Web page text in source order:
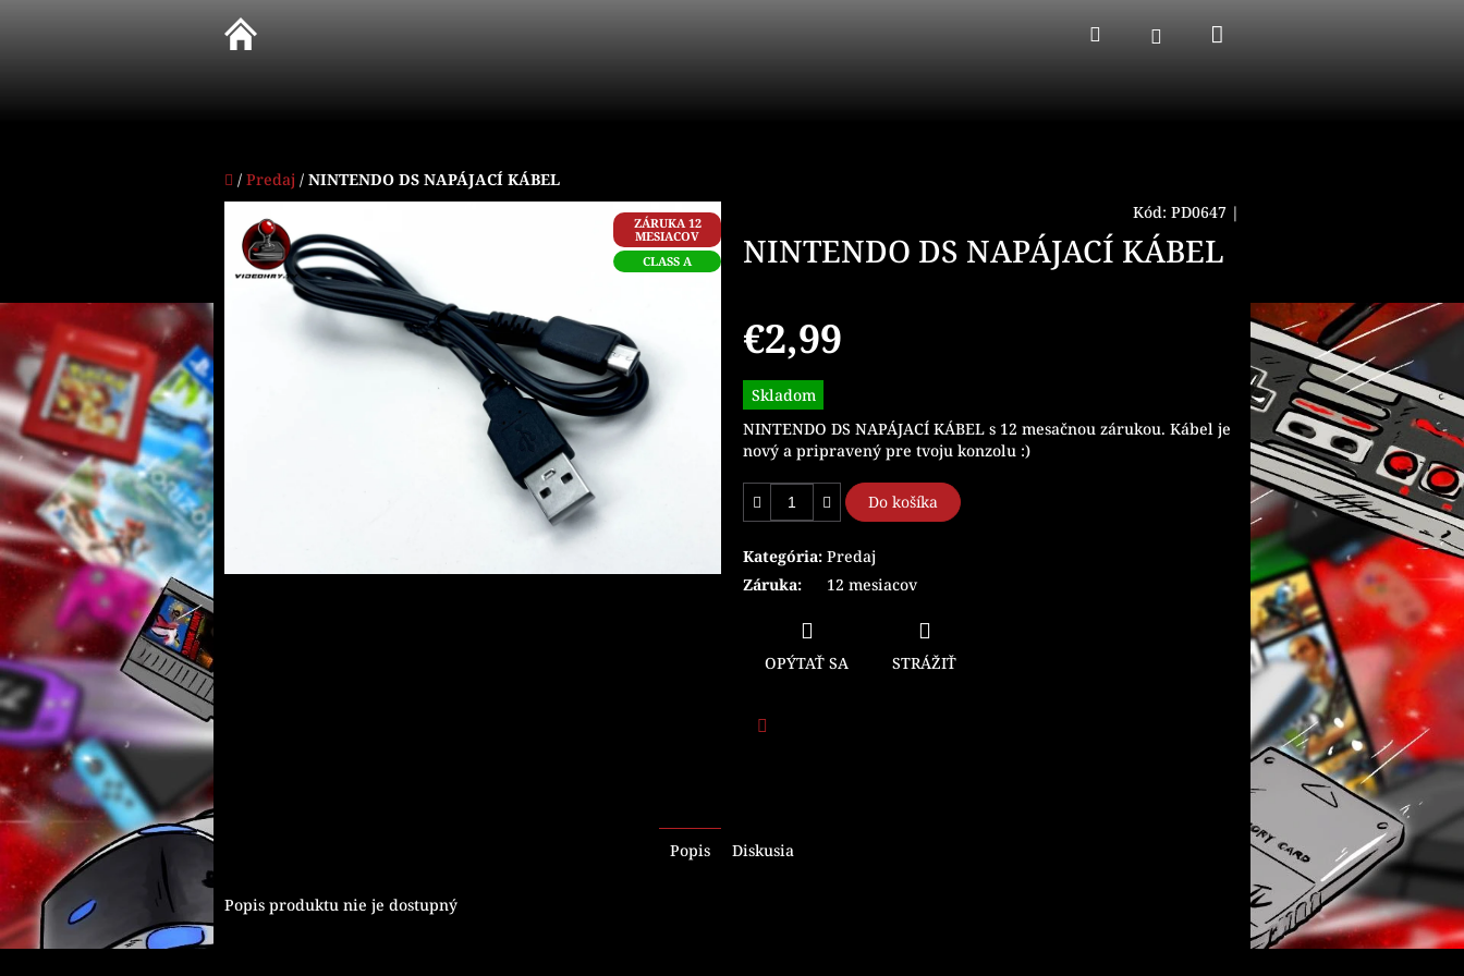
Hľadať Prihlásenie
Domov
/ Predaj / NINTENDO DS NAPÁJACÍ KÁBEL
ZÁRUKA 12
MESIACOV
CLASS A
Kód: PD0647 |
NINTENDO DS NAPÁJACÍ KÁBEL
€2,99
Jednotková
cena:
Skladom
NINTENDO DS NAPÁJACÍ KÁBEL s 12 mesačnou zárukou. Kábel je
nový a pripravený pre tvoju konzolu :)
Do košíka
Kategória: Predaj
Záruka: 12 mesiacov
OPÝTAŤ SA STRÁŽIŤ
Popis Diskusia
Popis produktu nie je dostupný